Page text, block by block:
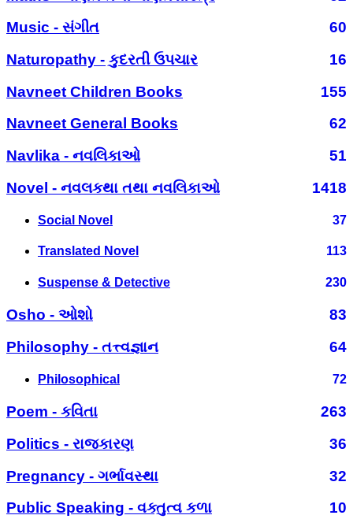
Music - સંગીત
60
Naturopathy - કુદરતી ઉપચાર
16
Navneet Children Books
155
Navneet General Books
62
Navlika - નવલિકાઓ
51
Novel - નવલકથા તથા નવલિકાઓ
1418
Social Novel 37
Translated Novel 113
Suspense & Detective 230
Osho - ઓશો
83
Philosophy - તત્ત્વજ્ઞાન
64
Philosophical 72
Poem - કવિતા
263
Politics - રાજકારણ
36
Pregnancy - ગર્ભાવસ્થા
32
Public Speaking - વક્તુત્વ કળા
10